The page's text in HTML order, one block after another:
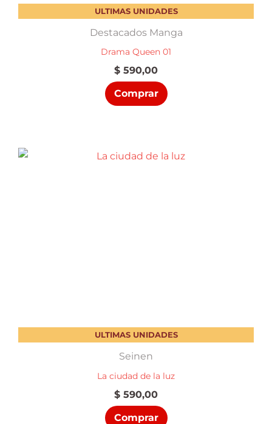
ULTIMAS UNIDADES
Destacados Manga
Drama Queen 01
$ 590,00
Comprar
ULTIMAS UNIDADES
Seinen
La ciudad de la luz
$ 590,00
Comprar